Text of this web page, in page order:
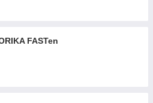
FASTen